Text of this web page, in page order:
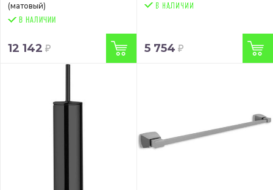
(матовый)
В НАЛИЧИИ
12 142 5 754